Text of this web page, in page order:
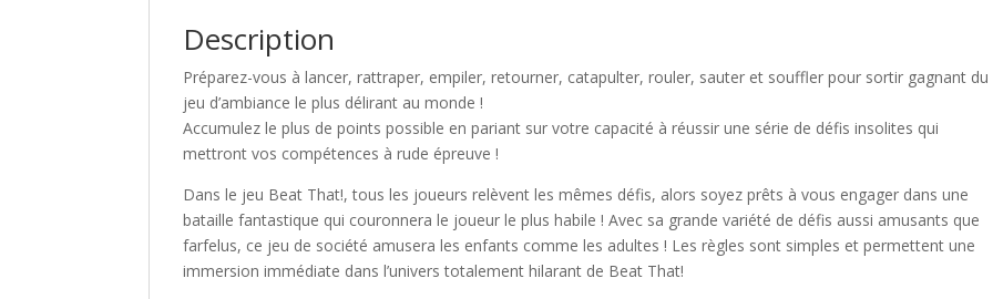
Description
Préparez-vous à lancer, rattraper, empiler, retourner, catapulter, rouler, sauter et souffler pour sortir gagnant du
jeu d’ambiance le plus délirant au monde !
Accumulez le plus de points possible en pariant sur votre capacité à réussir une série de défis insolites qui
mettront vos compétences à rude épreuve !
Dans le jeu Beat That!, tous les joueurs relèvent les mêmes défis, alors soyez prêts à vous engager dans une
bataille fantastique qui couronnera le joueur le plus habile ! Avec sa grande variété de défis aussi amusants que
farfelus, ce jeu de société amusera les enfants comme les adultes ! Les règles sont simples et permettent une
immersion immédiate dans l’univers totalement hilarant de Beat That!